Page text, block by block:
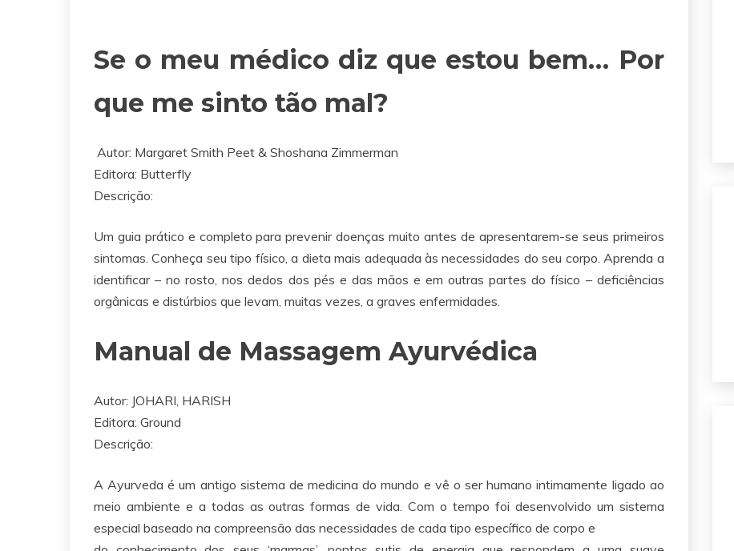
Se o meu médico diz que estou bem… Por
que me sinto tão mal?
Autor: Margaret Smith Peet & Shoshana Zimmerman
Editora: Butterfly
Descrição:
Um guia prático e completo para prevenir doenças muito antes de apresentarem-se seus primeiros
sintomas. Conheça seu tipo físico, a dieta mais adequada às necessidades do seu corpo. Aprenda a
identificar – no rosto, nos dedos dos pés e das mãos e em outras partes do físico – deficiências
orgânicas e distúrbios que levam, muitas vezes, a graves enfermidades.
Manual de Massagem Ayurvédica
Autor: JOHARI, HARISH
Editora: Ground
Descrição:
A Ayurveda é um antigo sistema de medicina do mundo e vê o ser humano intimamente ligado ao
meio ambiente e a todas as outras formas de vida. Com o tempo foi desenvolvido um sistema
especial baseado na compreensão das necessidades de cada tipo específico de corpo e